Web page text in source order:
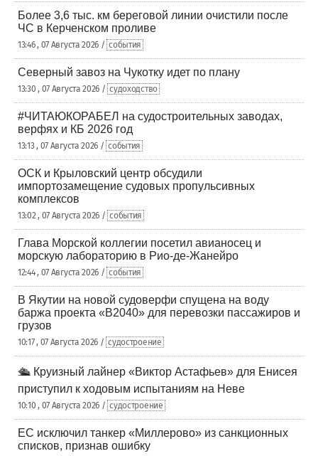
Более 3,6 тыс. км береговой линии очистили после
ЧС в Керченском проливе
13:46 , 07 Августа 2026 / события
Северный завоз на Чукотку идет по плану
13:30 , 07 Августа 2026 / судоходство
#ЧИТАЮКОРАБЕЛ на судостроительных заводах,
верфях и КБ 2026 год
13:13 , 07 Августа 2026 / события
ОСК и Крыловский центр обсудили
импортозамещение судовых пропульсивных
комплексов
13:02 , 07 Августа 2026 / события
Глава Морской коллегии посетил авианосец и
морскую лабораторию в Рио-де-Жанейро
12:44 , 07 Августа 2026 / события
В Якутии на новой судоверфи спущена на воду
баржа проекта «В2040» для перевозки пассажиров и
грузов
10:17 , 07 Августа 2026 / судостроение
🛳️ Круизный лайнер «Виктор Астафьев» для Енисея
приступил к ходовым испытаниям на Неве
10:10 , 07 Августа 2026 / судостроение
ЕС исключил танкер «Миллерово» из санкционных
списков, признав ошибку